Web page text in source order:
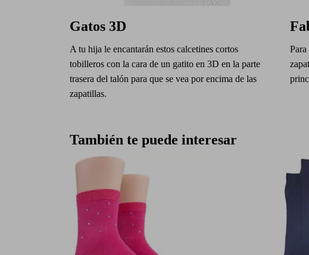
Gatos 3D
A tu hija le encantarán estos calcetines cortos
tobilleros con la cara de un gatito en 3D en la parte
trasera del talón para que se vea por encima de las
zapatillas.
También te puede interesar